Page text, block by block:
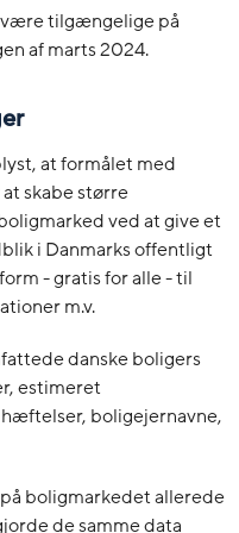
være tilgængelige på
af marts 2024.
at formålet med
skabe større
ved at give et
i Danmarks offentligt
- gratis for alle - til
m.v.
danske boligers
estimeret
boligejernavne,
boligmarkedet allerede
de samme data